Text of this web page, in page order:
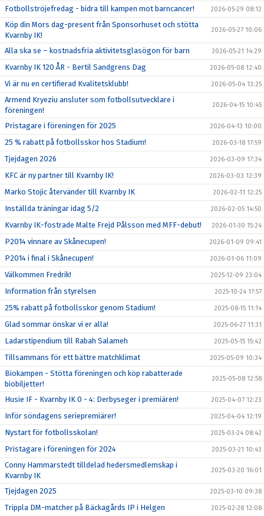
Fotbollströjefredag - bidra till kampen mot barncancer! 2026-05-29 08:12
Köp din Mors dag-present från Sponsorhuset och stötta
Kvarnby IK!
2026-05-27 10:06
Alla ska se – kostnadsfria aktivitetsglasögon för barn 2026-05-21 14:29
Kvarnby IK 120 ÅR - Bertil Sandgrens Dag 2026-05-08 12:40
Vi är nu en certifierad Kvalitetsklubb! 2026-05-04 13:25
Armend Kryeziu ansluter som fotbollsutvecklare i
föreningen!
2026-04-15 10:45
Pristagare i föreningen för 2025 2026-04-13 10:00
25 % rabatt på fotbollsskor hos Stadium! 2026-03-18 17:59
Tjejdagen 2026 2026-03-09 17:34
KFC är ny partner till Kvarnby IK! 2026-03-03 12:39
Marko Stojic återvänder till Kvarnby IK 2026-02-11 12:25
Inställda träningar idag 5/2 2026-02-05 14:50
Kvarnby IK-fostrade Malte Frejd Pålsson med MFF-debut! 2026-01-30 15:24
P2014 vinnare av Skånecupen! 2026-01-09 09:41
P2014 i final i Skånecupen! 2026-01-06 11:09
Välkommen Fredrik! 2025-12-09 23:04
Information från styrelsen 2025-10-24 17:57
25% rabatt på fotbollsskor genom Stadium! 2025-08-15 11:14
Glad sommar önskar vi er alla! 2025-06-27 11:31
Ladarstipendium till Rabah Salameh 2025-05-15 15:42
Tillsammans för ett bättre matchklimat 2025-05-09 10:34
Biokampen - Stötta föreningen och köp rabatterade
biobiljetter!
2025-05-08 12:58
Husie IF - Kvarnby IK 0 - 4: Derbyseger i premiären! 2025-04-07 12:23
Inför söndagens seriepremiärer! 2025-04-04 12:19
Nystart för fotbollsskolan! 2025-03-24 08:42
Pristagare i föreningen för 2024 2025-03-21 10:43
Conny Hammarstedt tilldelad hedersmedlemskap i
Kvarnby IK
2025-03-20 16:01
Tjejdagen 2025 2025-03-10 09:38
Trippla DM-matcher på Bäckagårds IP i Helgen 2025-02-28 12:08